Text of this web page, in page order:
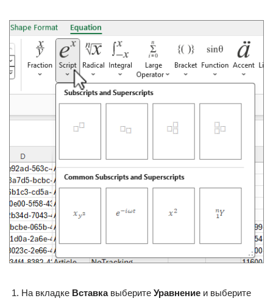
На вкладке Вставкавыберите Уравнение и выберите